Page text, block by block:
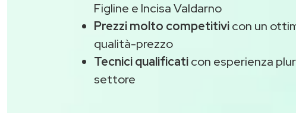
Figline e Incisa Valdarno
Prezzi molto competitivicon un
qualità-prezzo
Tecnici qualificaticon esperienza
settore